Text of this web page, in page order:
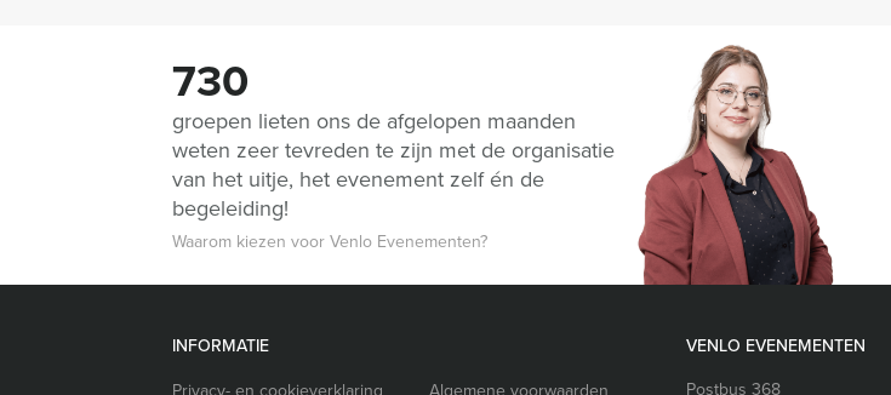
730
groepen lieten ons de afgelopen maanden
weten zeer tevreden te zijn met de organisatie
van het uitje, het evenement zelf én de
begeleiding!
Waarom kiezen voor Venlo Evenementen?
INFORMATIE
VENLO EVENEMENTEN
Postbus 368